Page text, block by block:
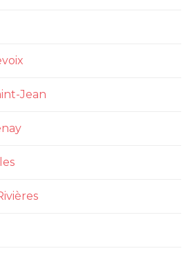
Jean